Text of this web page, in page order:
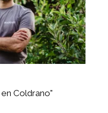
Coldrano"